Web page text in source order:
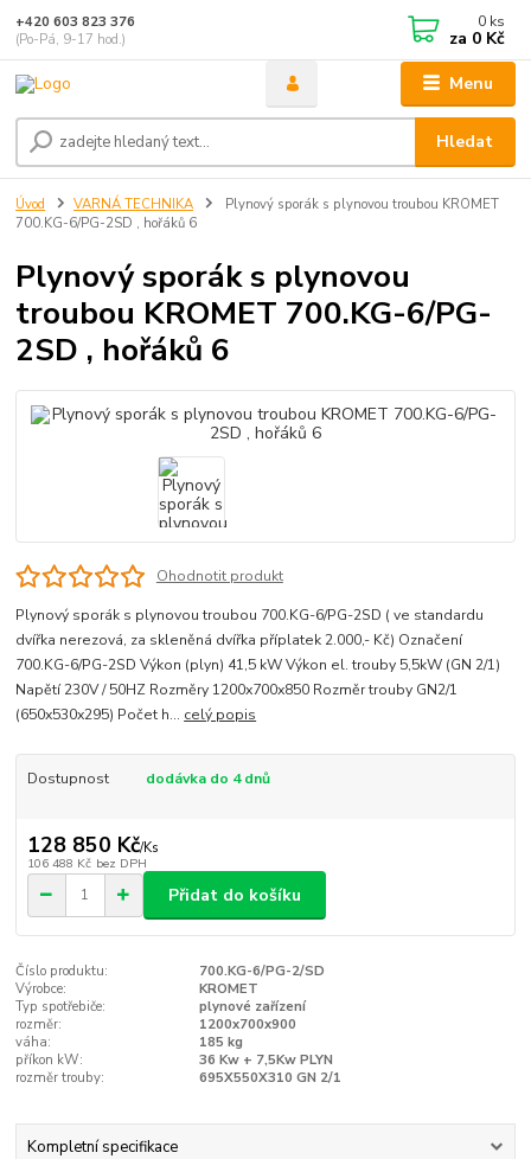
Menu
Hledat
+420 603 823 376
(Po-Pá, 9-17 hod.)
0 ks
za 0 Kč
Úvod VARNÁ TECHNIKA
Plynový sporák s plynovou troubou KROMET
700.KG-6/PG-2SD , hořáků 6
Plynový sporák s plynovou
troubou KROMET 700.KG-6/PG-
2SD , hořáků 6
Ohodnotit produkt
Plynový sporák s plynovou troubou 700.KG-6/PG-2SD ( ve standardu
dvířka nerezová, za skleněná dvířka příplatek 2.000,- Kč) Označení
700.KG-6/PG-2SD Výkon (plyn) 41,5 kW Výkon el. trouby 5,5kW (GN 2/1)
Napětí 230V / 50HZ Rozměry 1200x700x850 Rozměr trouby GN2/1
(650x530x295) Počet h... celý popis
Dostupnost dodávka do 4 dnů
128 850 Kč/Ks
106 488 Kč bez DPH
Přidat do košíku
Číslo produktu:
700.KG-6/PG-2/SD
Výrobce:
KROMET
Typ spotřebiče:
plynové zařízení
rozměr:
1200x700x900
váha:
185 kg
příkon kW:
36 Kw + 7,5Kw PLYN
rozměr trouby:
695X550X310 GN 2/1
Kompletní specifikace